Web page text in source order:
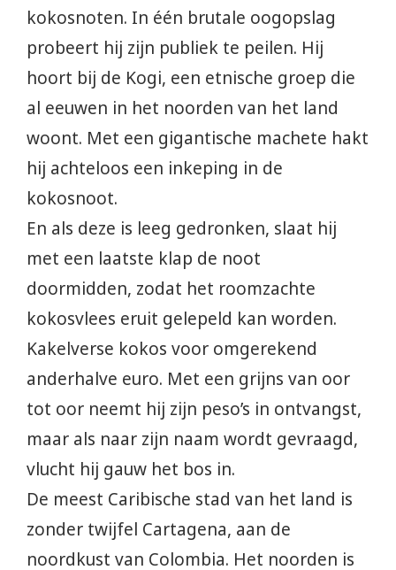
kokosnoten. In één brutale oogopslag
probeert hij zijn publiek te peilen. Hij
hoort bij de Kogi, een etnische groep die
al eeuwen in het noorden van het land
woont. Met een gigantische machete hakt
hij achteloos een inkeping in de
kokosnoot.
En als deze is leeg gedronken, slaat hij
met een laatste klap de noot
doormidden, zodat het roomzachte
kokosvlees eruit gelepeld kan worden.
Kakelverse kokos voor omgerekend
anderhalve euro. Met een grijns van oor
tot oor neemt hij zijn peso’s in ontvangst,
maar als naar zijn naam wordt gevraagd,
vlucht hij gauw het bos in.
De meest Caribische stad van het land is
zonder twijfel Cartagena, aan de
noordkust van Colombia. Het noorden is